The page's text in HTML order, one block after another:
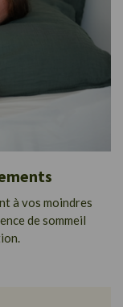
à vos moindres
de sommeil